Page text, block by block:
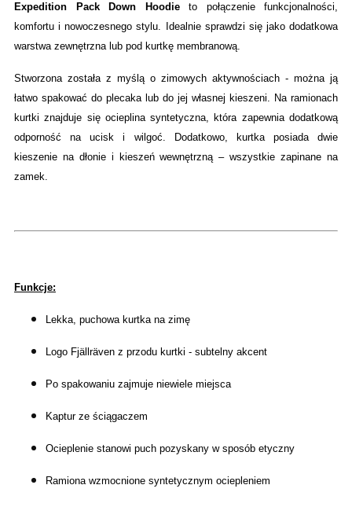
Expedition Pack Down Hoodie to połączenie funkcjonalności,
komfortu i nowoczesnego stylu. Idealnie sprawdzi się jako dodatkowa
warstwa zewnętrzna lub pod kurtkę membranową.
Stworzona została z myślą o zimowych aktywnościach - można ją
łatwo spakować do plecaka lub do jej własnej kieszeni. Na ramionach
kurtki znajduje się ocieplina syntetyczna, która zapewnia dodatkową
odporność na ucisk i wilgoć. Dodatkowo, kurtka posiada dwie
kieszenie na dłonie i kieszeń wewnętrzną – wszystkie zapinane na
zamek.
Funkcje:
Lekka, puchowa kurtka na zimę
Logo Fjällräven z przodu kurtki - subtelny akcent
Po spakowaniu zajmuje niewiele miejsca
Kaptur ze ściągaczem
Ocieplenie stanowi puch pozyskany w sposób etyczny
Ramiona wzmocnione syntetycznym ociepleniem